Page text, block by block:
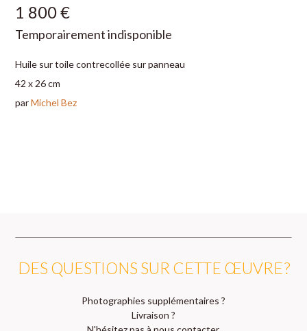
1 800 €
Temporairement indisponible
Huile sur toile contrecollée sur panneau
42 x 26 cm
parMichel Bez
DES QUESTIONS SUR CETTE ŒUVRE ?
Photographies supplémentaires ?
Livraison ?